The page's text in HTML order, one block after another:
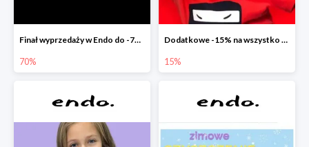
Finał wyprzedaży w Endo do -70%
70%
Dodatkowe -15% na wszystko z wyprzedaży w Endo
15%